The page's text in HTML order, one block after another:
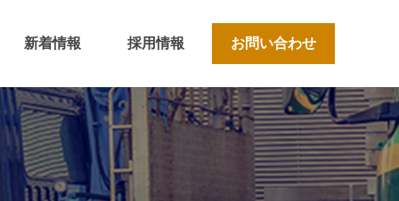
新着情報 採用情報 お問い合わせ